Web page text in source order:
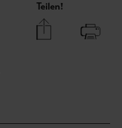
Teilen!